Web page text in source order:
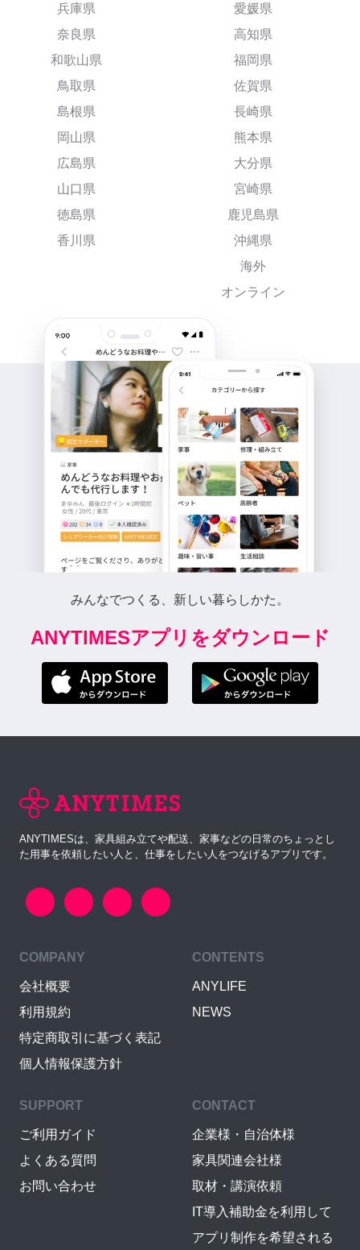
兵庫県
奈良県
和歌山県
鳥取県
島根県
岡山県
広島県
山口県
徳島県
香川県
愛媛県
高知県
福岡県
佐賀県
長崎県
熊本県
大分県
宮崎県
鹿児島県
沖縄県
海外
オンライン
みんなでつくる、新しい暮らしかた。
ANYTIMESアプリをダウンロード
ANYTIMESは、家具組み立てや配送、家事などの日常のちょっとし
た用事を依頼したい人と、仕事をしたい人をつなげるアプリです。
COMPANY
会社概要
利用規約
特定商取引に基づく表記
個人情報保護方針
CONTENTS
ANYLIFE
NEWS
SUPPORT
ご利用ガイド
よくある質問
お問い合わせ
CONTACT
企業様・自治体様
家具関連会社様
取材・講演依頼
IT導入補助金を利用して
アプリ制作を希望される